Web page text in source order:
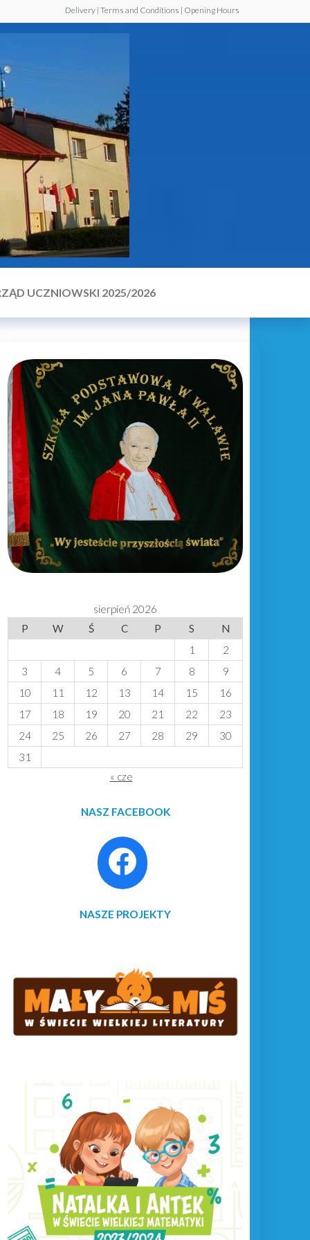
Delivery | Terms and Conditions | Opening Hours
UCZNIOWSKI 2025/2026
sierpień 2026
P
W Ś C P S
N
1
2
3
4 5 6 7 8
9
10
11 12 13 14 15
16
17
18 19 20 21 22
23
24
25 26 27 28 29
30
31
« cze
NASZ FACEBOOK
NASZE PROJEKTY